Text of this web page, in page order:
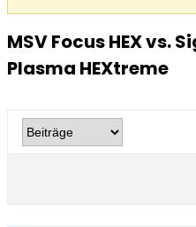
MSV Focus HEX vs.
Plasma HEXtreme